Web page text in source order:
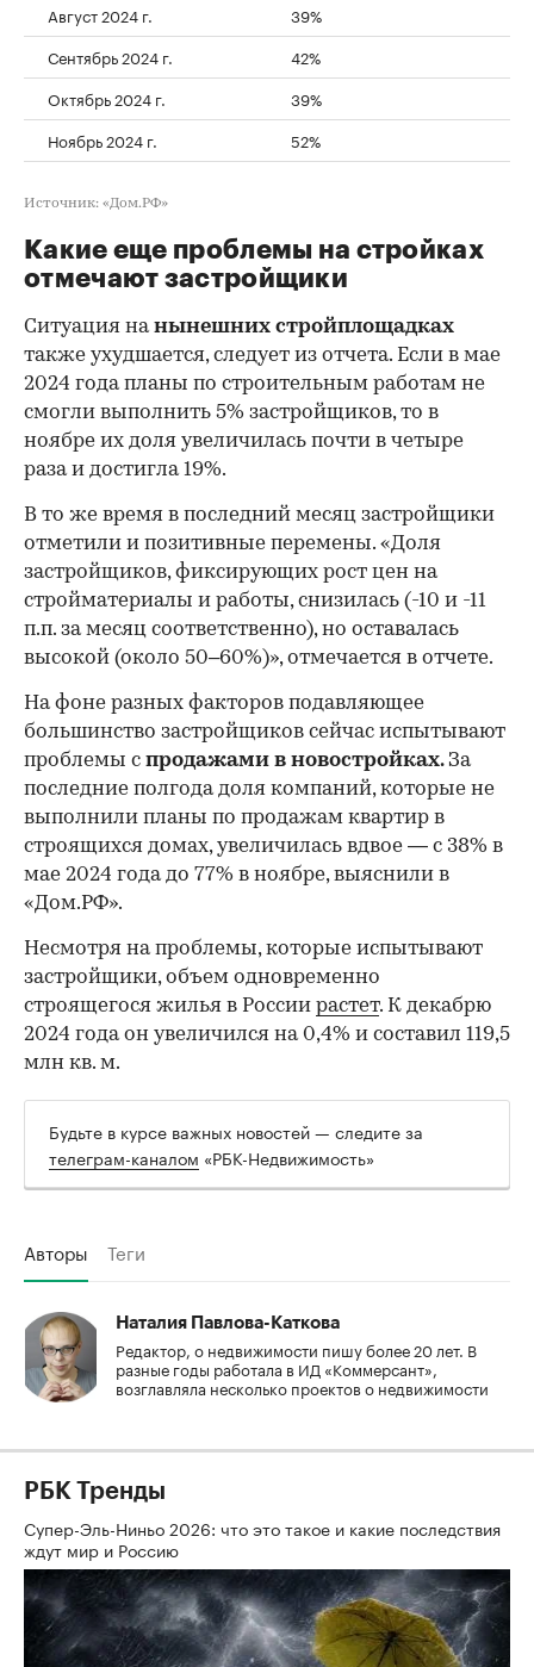
Август 2024 г.
39%
Сентябрь 2024 г.
42%
Октябрь 2024 г.
39%
Ноябрь 2024 г.
52%
Источник: «Дом.РФ»
Какие еще проблемы на стройках
отмечают застройщики
Ситуация нанынешних стройплощадках
также ухудшается, следует из отчета. Если в мае
2024 года планы по строительным работам не
смогли выполнить 5% застройщиков, то в
ноябре их доля увеличилась почти в четыре
раза и достигла 19%.
В то же время в последний месяц застройщики
отметили и позитивные перемены. «Доля
застройщиков, фиксирующих рост цен на
стройматериалы и работы, снизилась (-10 и -11
п.п. за месяц соответственно), но оставалась
высокой (около 50–60%)», отмечается в отчете.
На фоне разных факторов подавляющее
большинство застройщиков сейчас испытывают
проблемы с продажами в новостройках. За
последние полгода доля компаний, которые не
выполнили планы по продажам квартир в
строящихся домах, увеличилась вдвое — с 38% в
мае 2024 года до 77% в ноябре, выяснили в
«Дом.РФ».
Несмотря на проблемы, которые испытывают
застройщики, объем одновременно
строящегося жилья в России растет. К декабрю
2024 года он увеличился на 0,4% и составил 119,5
млн кв. м.
Будьте в курсе важных новостей — следите за
телеграм-каналом «РБК-Недвижимость»
Авторы Теги
Наталия Павлова-Каткова
Редактор, о недвижимости пишу более 20 лет. В
разные годы работала в ИД «Коммерсант»,
возглавляла несколько проектов о недвижимости
РБК Тренды
Супер-Эль-Ниньо 2026: что это такое и какие последствия
ждут мир и Россию